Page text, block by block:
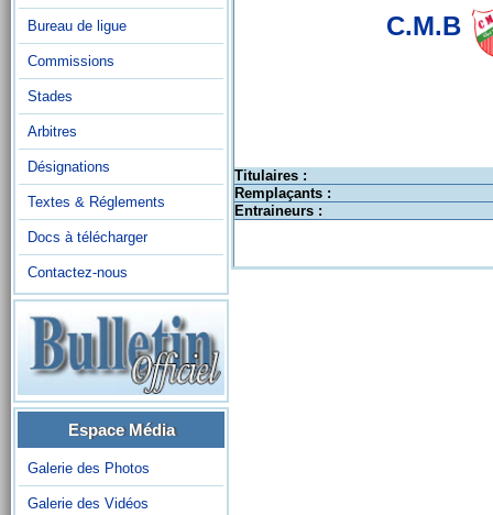
Bureau de ligue
Commissions
Stades
Arbitres
Désignations
Textes & Réglements
Docs à télécharger
Contactez-nous
Espace Média
Galerie des Photos
Galerie des Vidéos
C.M.B
Titulaires :
Remplaçants :
Entraineurs :